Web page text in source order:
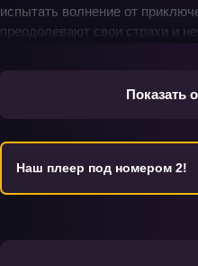
испытать волнение от
преодолевают свои страхи и
Наслаждайтесь каждой серией
мультсериала в хорошемПоказать
Наш плеер под номером 2!